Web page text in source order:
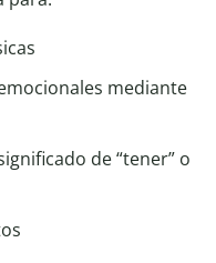
mediante
de “tener” o